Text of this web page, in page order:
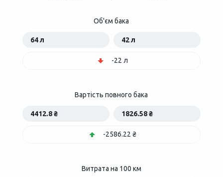
Об'єм бака
64 л 42 л
-22 л
Вартість повного бака
4412.8 ₴ 1826.58 ₴
-2586.22 ₴
Витрата на 100 км